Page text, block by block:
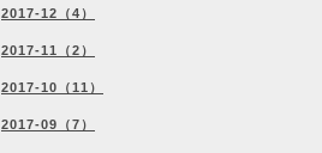
2017-12（4）
2017-11（2）
2017-10（11）
2017-09（7）